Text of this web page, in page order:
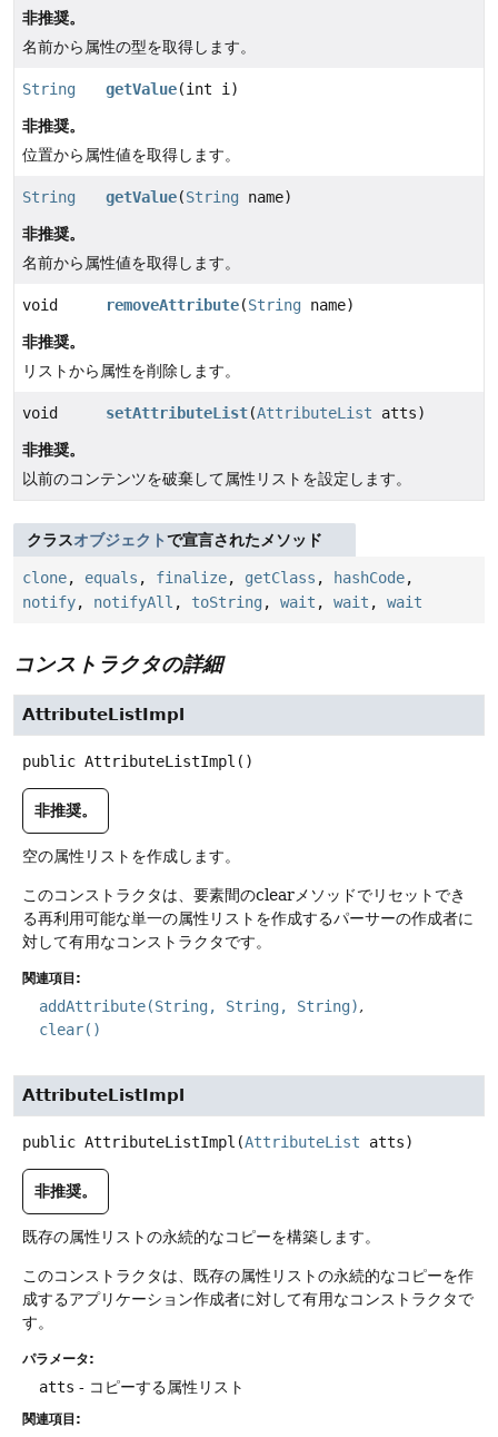
非推奨。
名前から属性の型を取得します。
String getValue(int i)
非推奨。
位置から属性値を取得します。
String getValue(String name)
非推奨。
名前から属性値を取得します。
void removeAttribute(String name)
非推奨。
リストから属性を削除します。
void setAttributeList(AttributeList atts)
非推奨。
以前のコンテンツを破棄して属性リストを設定します。
クラスオブジェクトで宣言されたメソッド
clone, equals , finalize, getClass , hashCode,
notify, notifyAll , toString , wait , wait , wait
コンストラクタの詳細
AttributeListImpl
public AttributeListImpl ()
非推奨。
空の属性リストを作成します。
このコンストラクタは、要素間のclearメソッドでリセットでき
る再利用可能な単一の属性リストを作成するパーサーの作成者に
対して有用なコンストラクタです。
関連項目:
addAttribute(String, String, String)
clear()
AttributeListImpl
public AttributeListImpl (AttributeList atts)
非推奨。
既存の属性リストの永続的なコピーを構築します。
このコンストラクタは、既存の属性リストの永続的なコピーを作
成するアプリケーション作成者に対して有用なコンストラクタで
す。
パラメータ:
atts - コピーする属性リスト
関連項目: